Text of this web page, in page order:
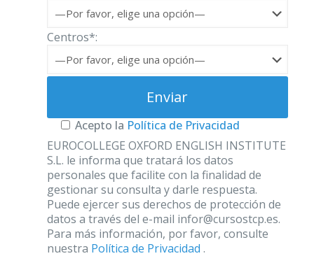
Centros*:
Acepto la Política de Privacidad
EUROCOLLEGE OXFORD ENGLISH INSTITUTE
S.L. le informa que tratará los datos
personales que facilite con la finalidad de
gestionar su consulta y darle respuesta.
Puede ejercer sus derechos de protección de
datos a través del e-mail infor@cursostcp.es.
Para más información, por favor, consulte
nuestra Política de Privacidad .